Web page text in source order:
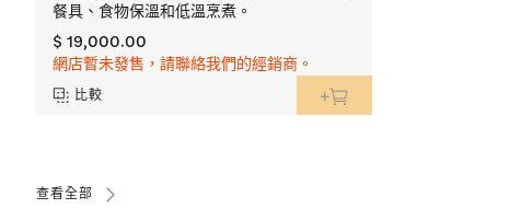
餐具、食物保溫和低溫烹煮。
$ 19,000.00
網店暫未發售，請聯絡我們的經銷商。
比較
查看全部